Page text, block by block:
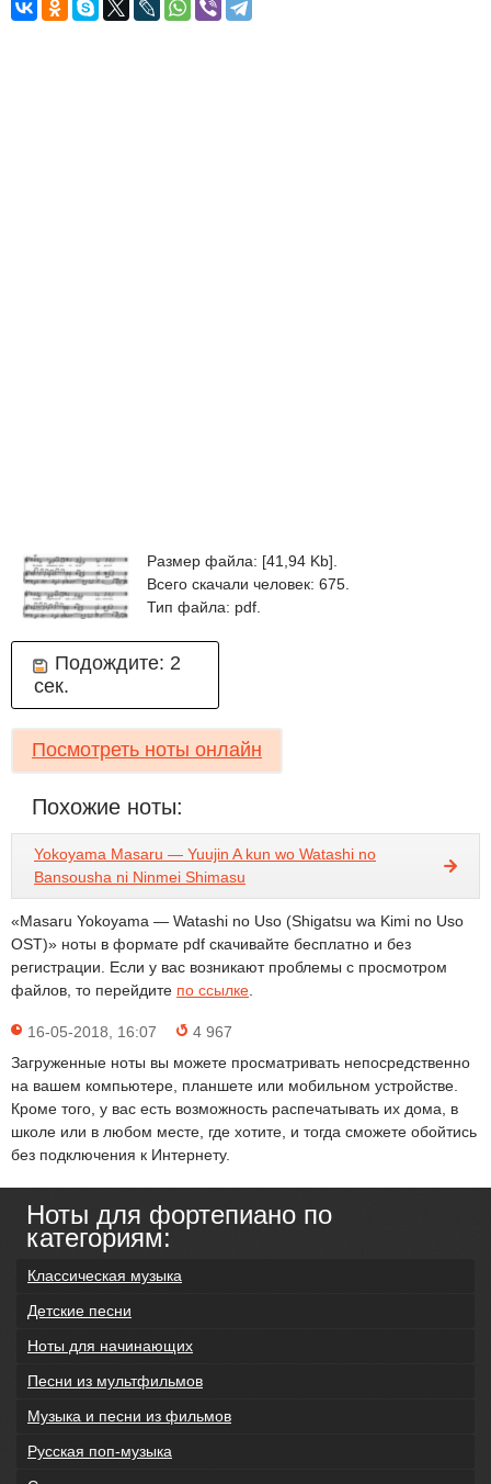
Размер файла: [41,94 Kb].
Всего скачали человек: 675.
Тип файла: pdf.
Подождите: 2
сек.
Посмотреть ноты онлайн
Похожие ноты:
Yokoyama Masaru — Yuujin A kun wo Watashi no
Bansousha ni Ninmei Shimasu
«Masaru Yokoyama — Watashi no Uso (Shigatsu wa Kimi no Uso
OST)» ноты в формате pdf скачивайте бесплатно и без
регистрации. Если у вас возникают проблемы с просмотром
файлов, то перейдите по ссылке
16-05-2018, 16:07
4 967
Загруженные ноты вы можете просматривать непосредственно
на вашем компьютере, планшете или мобильном устройстве.
Кроме того, у вас есть возможность распечатывать их дома, в
школе или в любом месте, где хотите, и тогда сможете обойтись
без подключения к Интернету.
Ноты для фортепиано по
категориям:
Классическая музыка
Детские песни
Ноты для начинающих
Песни из мультфильмов
Музыка и песни из фильмов
Русская поп-музыка